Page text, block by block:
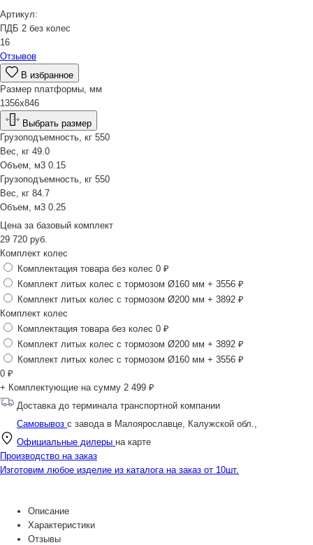
Артикул:
ПДБ 2 без колес
16
Отзывов
В избранное
Размер платформы, мм
1356х846
Выбрать размер
Грузоподъемность, кг 550
Вес, кг 49.0
Объем, м3 0.15
Грузоподъемность, кг 550
Вес, кг 84.7
Объем, м3 0.25
Цена за базовый комплект
29 720 руб.
Комплект колес
Комплектация товара без колес 0 ₽
Комплект литых колес с тормозом Ø160 мм + 3556 ₽
Комплект литых колес с тормозом Ø200 мм + 3892 ₽
Комплект колес
Комплектация товара без колес 0 ₽
Комплект литых колес с тормозом Ø200 мм + 3892 ₽
Комплект литых колес с тормозом Ø160 мм + 3556 ₽
0 ₽
+ Комплектующие на сумму 2 499 ₽
Доставка до терминала транспортной компании
Самовывоз с завода в Малоярославце, Калужской обл.,
Официальные дилеры на карте
Производство на заказ
Изготовим любое изделие из каталога на заказ от 10шт.
Описание
Характеристики
Отзывы